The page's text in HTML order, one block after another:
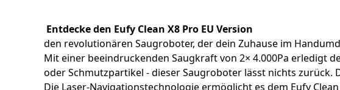
Entdecke den Eufy Clean X8 Pro EU Version
den revolutionären Saugroboter, der dein Zuhause im
Mit einer beeindruckenden Saugkraft von 2× 4.000Pa erledigt
oder Schmutzpartikel - dieser Saugroboter lässt nichts
Die Laser-Navigationstechnologie ermöglicht es dem Eufy